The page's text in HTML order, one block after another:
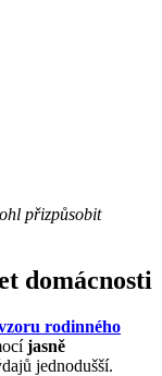
přizpůsobit
domácnosti
rodinného
jasně
jednodušší.